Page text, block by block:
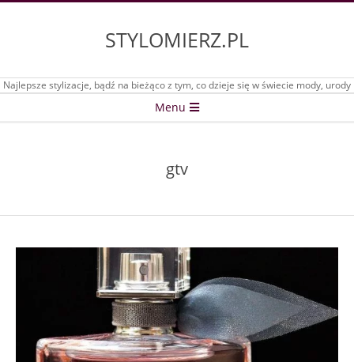
STYLOMIERZ.PL
Najlepsze stylizacje, bądź na bieżąco z tym, co dzieje się w świecie mody, urody
Menu
gtv